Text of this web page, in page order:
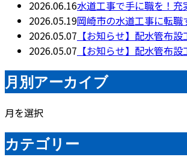
2026.06.16水道工事で手に職を！
2026.05.19岡崎市の水道工事に転
2026.05.07 【お知らせ】配水管布
2026.05.07 【お知らせ】配水管布
月別アーカイブ
月を選択
カテゴリー